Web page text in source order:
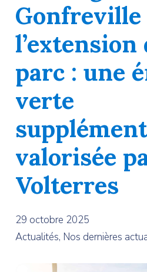
l’extension
parc : une
verte
valorisée
Volterres
29 octobre 2025
Actualités, Nos dernières